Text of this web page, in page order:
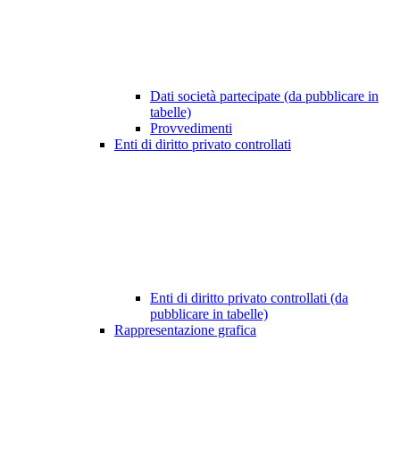
Dati società partecipate (da pubblicare in
tabelle)
Provvedimenti
Enti di diritto privato controllati
Enti di diritto privato controllati (da
pubblicare in tabelle)
Rappresentazione grafica